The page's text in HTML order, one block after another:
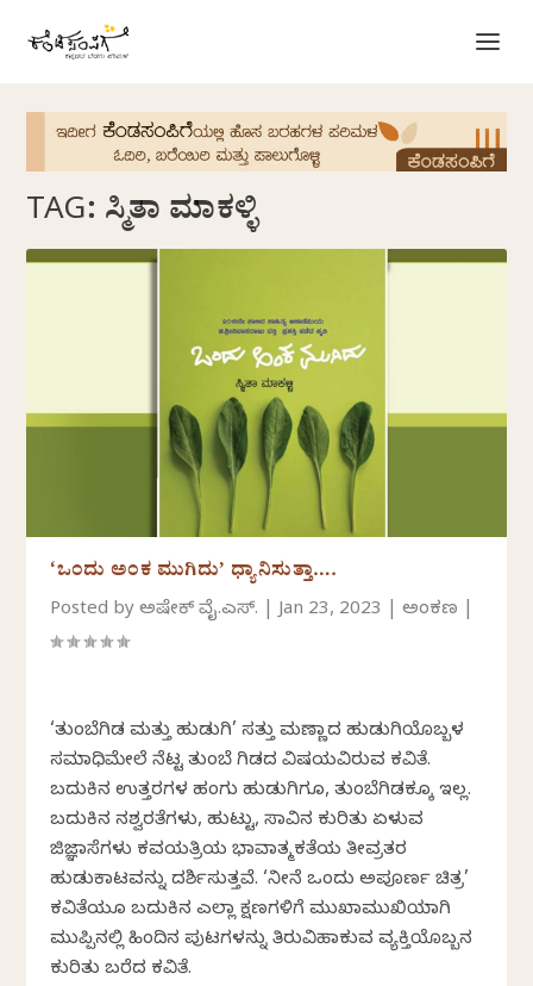
TAG: ಸ್ಮಿತಾ ಮಾಕಳ್ಳಿ
‘ಒಂದು ಅಂಕ ಮುಗಿದು’ ಧ್ಯಾನಿಸುತ್ತಾ….
Posted byಅಭಿಷೇಕ್ ವೈ.ಎಸ್. |Jan 23, 2023 |ಅಂಕಣ
‘ತುಂಬೆಗಿಡ ಮತ್ತು ಹುಡುಗಿ’ ಸತ್ತು ಮಣ್ಣಾದ ಹುಡುಗಿಯೊಬ್ಬಳ
ಸಮಾಧಿಮೇಲೆ ನೆಟ್ಟ ತುಂಬೆ ಗಿಡದ ವಿಷಯವಿರುವ ಕವಿತೆ.
ಬದುಕಿನ ಉತ್ತರಗಳ ಹಂಗು ಹುಡುಗಿಗೂ, ತುಂಬೆಗಿಡಕ್ಕೂ ಇಲ್ಲ.
ಬದುಕಿನ ನಶ್ವರತೆಗಳು, ಹುಟ್ಟು, ಸಾವಿನ ಕುರಿತು ಏಳುವ
ಜಿಜ್ಞಾಸೆಗಳು ಕವಯತ್ರಿಯ ಭಾವಾತ್ಮಕತೆಯ ತೀವ್ರತರ
ಹುಡುಕಾಟವನ್ನು ದರ್ಶಿಸುತ್ತವೆ. ‘ನೀನೆ ಒಂದು ಅಪೂರ್ಣ ಚಿತ್ರ’
ಕವಿತೆಯೂ ಬದುಕಿನ ಎಲ್ಲಾ ಕ್ಷಣಗಳಿಗೆ ಮುಖಾಮುಖಿಯಾಗಿ
ಮುಪ್ಪಿನಲ್ಲಿ ಹಿಂದಿನ ಪುಟಗಳನ್ನು ತಿರುವಿಹಾಕುವ ವ್ಯಕ್ತಿಯೊಬ್ಬನ
ಕುರಿತು ಬರೆದ ಕವಿತೆ.